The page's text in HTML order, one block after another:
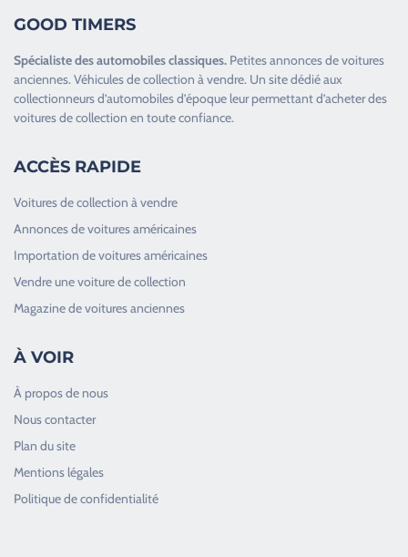
GOOD TIMERS
Spécialiste desautomobiles classiques. Petites annonces devoitures
anciennes.Véhicules de collection à vendre. Un site dédié aux
collectionneurs d’automobiles d’époque leur permettant d’acheter des
voitures de collection en toute confiance.
ACCÈS RAPIDE
Voitures de collection à vendre
Annonces de voitures américaines
Importation de voitures américaines
Vendre une voiture de collection
Magazine de voitures anciennes
À VOIR
À propos de nous
Nous contacter
Plan du site
Mentions légales
Politique de confidentialité
Toujours heureux d'aider les passionnés